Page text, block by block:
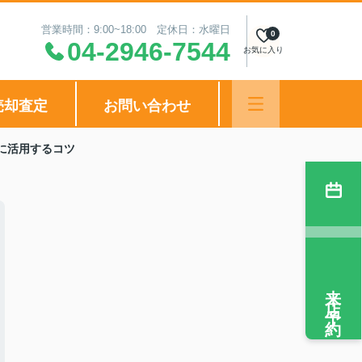
営業時間：9:00~18:00 定休日：水曜日
04-2946-7544 お気に入り
0
却査定 お問い合わせ
活用するコツ
来店予約